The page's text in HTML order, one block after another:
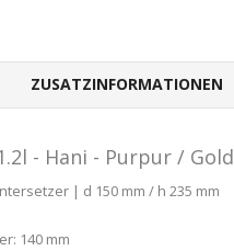
ZUSATZINFORMATIONEN
- Hani - Purpur / Gold
| d 150 mm / h 235 mm
140 mm